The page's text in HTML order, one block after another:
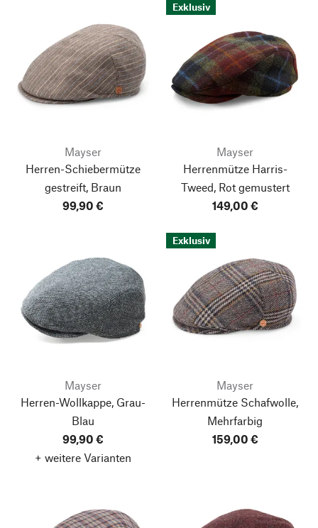
Mayser
Herren-Schiebermütze
gestreift, Braun
99,90 €
Exklusiv
Mayser
Herrenmütze Harris-
Tweed, Rot gemustert
149,00 €
Mayser
Herren-Wollkappe, Grau-
Blau
99,90 €
+ weitere Varianten
Exklusiv
Mayser
Herrenmütze Schafwolle,
Mehrfarbig
159,00 €